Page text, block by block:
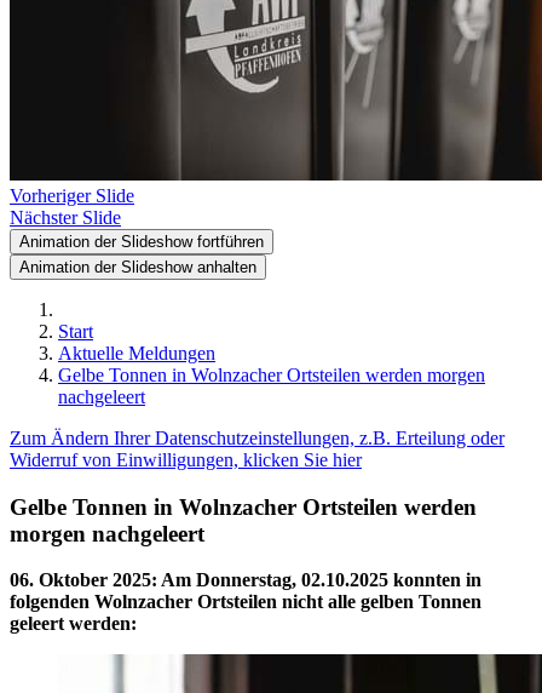
Vorheriger Slide
Nächster Slide
Animation der Slideshow fortführen
Animation der Slideshow anhalten
Start
Aktuelle Meldungen
Gelbe Tonnen in Wolnzacher Ortsteilen werden morgen
nachgeleert
Zum Ändern Ihrer Datenschutzeinstellungen, z.B. Erteilung oder
Widerruf von Einwilligungen, klicken Sie hier
Gelbe Tonnen in Wolnzacher Ortsteilen werden
morgen nachgeleert
06. Oktober 2025: Am Donnerstag, 02.10.2025 konnten in
folgenden Wolnzacher Ortsteilen nicht alle gelben Tonnen
geleert werden: